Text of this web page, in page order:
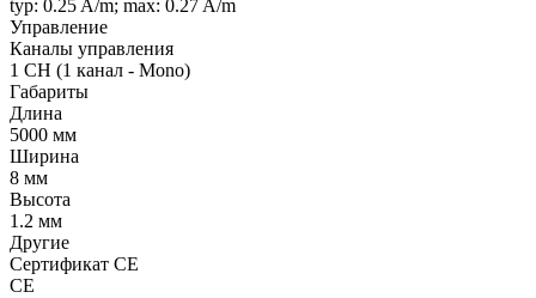
typ: 0.25 A/m; max: 0.27 A/m
Управление
Каналы управления
1 CH (1 канал - Mono)
Габариты
Длина
5000 мм
Ширина
8 мм
Высота
1.2 мм
Другие
Сертификат CE
CE